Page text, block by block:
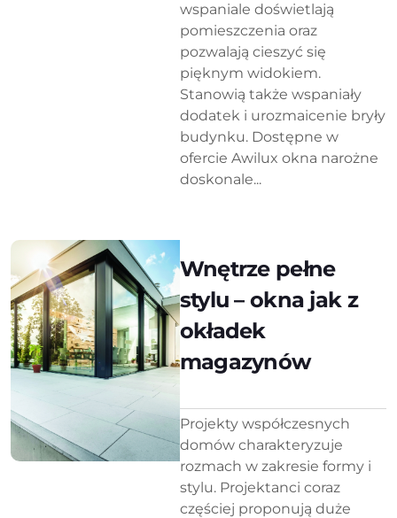
wspaniale doświetlają
pomieszczenia oraz
pozwalają cieszyć się
pięknym widokiem.
Stanowią także wspaniały
dodatek i urozmaicenie bryły
budynku. Dostępne w
ofercie Awilux okna narożne
doskonale...
Wnętrze pełne
stylu – okna jak z
okładek
magazynów
Projekty współczesnych
domów charakteryzuje
rozmach w zakresie formy i
stylu. Projektanci coraz
częściej proponują duże